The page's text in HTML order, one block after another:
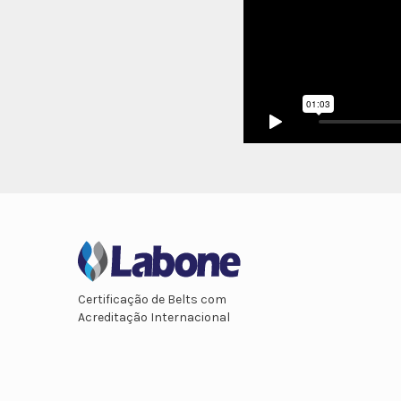
Certificação de Belts com
Acreditação Internacional